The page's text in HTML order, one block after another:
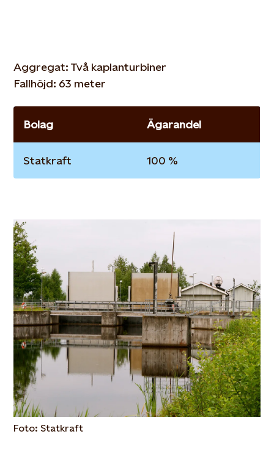
Aggregat: Två kaplanturbiner
Fallhöjd: 63 meter
Bolag Ägarandel
Statkraft 100 %
Foto: Statkraft